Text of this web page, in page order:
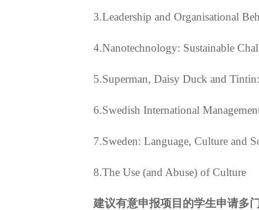
3.Leadership and Organisational
4.Nanotechnology: Sustainable
5.Superman, Daisy Duck and
6.Swedish International
7.Sweden: Language, Culture and
8.The Use (and Abuse) of Culture
建议有意申报项目的学生申请多